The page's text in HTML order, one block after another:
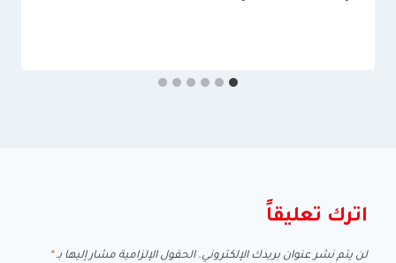
اترك تعليقاً
لن يتم نشر عنوان بريدك الإلكتروني. الحقول الإلزامية مشار إليها بـ*